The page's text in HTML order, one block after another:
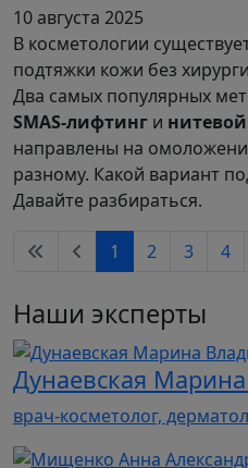
10 августа 2025
В косметологии
подтяжки кожи без
Два самых популярных
SMAS-лифтинг и
направлены на
разному. Какой вариант
Давайте разбираться.
1 2 3 4
Наши эксперты
Дунаевская
врач-косметолог,